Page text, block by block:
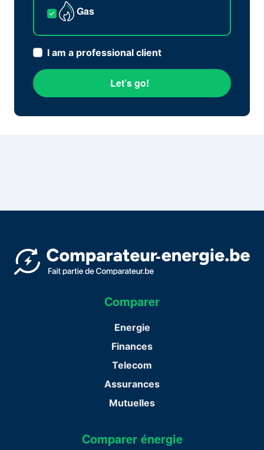
Gas
I am a professional client
Let’s go!
Comparer
Energie
Finances
Telecom
Assurances
Mutuelles
Comparer énergie